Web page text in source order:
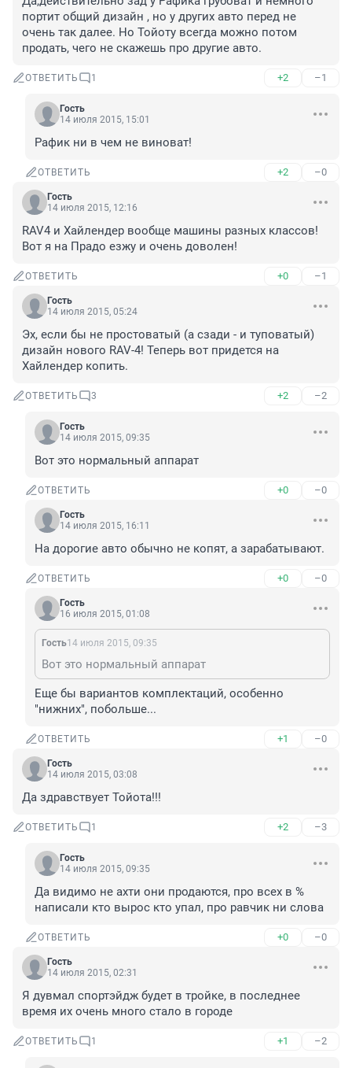
портит общий дизайн , но у других авто перед не
очень так далее. Но Тойоту всегда можно потом
продать, чего не скажешь про другие авто.
ОТВЕТИТЬ 1 +2 –1
Гость
14 июля 2015, 15:01
Рафик ни в чем не виноват!
ОТВЕТИТЬ +2 –0
Гость
14 июля 2015, 12:16
RAV4 и Хайлендер вообще машины разных классов!
Вот я на Прадо езжу и очень доволен!
ОТВЕТИТЬ +0 –1
Гость
14 июля 2015, 05:24
Эх, если бы не простоватый (а сзади - и туповатый)
дизайн нового RAV-4! Теперь вот придется на
Хайлендер копить.
ОТВЕТИТЬ 3 +2 –2
Гость
14 июля 2015, 09:35
Вот это нормальный аппарат
ОТВЕТИТЬ +0 –0
Гость
14 июля 2015, 16:11
На дорогие авто обычно не копят, а зарабатывают.
ОТВЕТИТЬ +0 –0
Гость
16 июля 2015, 01:08
Гость14 июля 2015, 09:35
Вот это нормальный аппарат
Еще бы вариантов комплектаций, особенно
"нижних", побольше...
ОТВЕТИТЬ +1 –0
Гость
14 июля 2015, 03:08
Да здравствует Тойота!!!
ОТВЕТИТЬ 1 +2 –3
Гость
14 июля 2015, 09:35
Да видимо не ахти они продаются, про всех в %
написали кто вырос кто упал, про равчик ни слова
ОТВЕТИТЬ +0 –0
Гость
14 июля 2015, 02:31
Я дувмал спортэйдж будет в тройке, в последнее
время их очень много стало в городе
ОТВЕТИТЬ 1 +1 –2